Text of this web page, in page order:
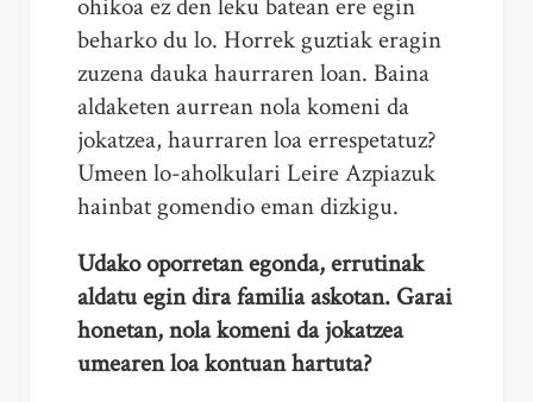
beharko du lo. Horrek guztiak eragin
zuzena dauka haurraren loan. Baina
aldaketen aurrean nola komeni da
jokatzea, haurraren loa errespetatuz?
Umeen lo-aholkulari Leire Azpiazuk
hainbat gomendio eman dizkigu.
Udako oporretan egonda, errutinak
aldatu egin dira familia askotan. Garai
honetan, nola komeni da jokatzea
umearen loa kontuan hartuta?